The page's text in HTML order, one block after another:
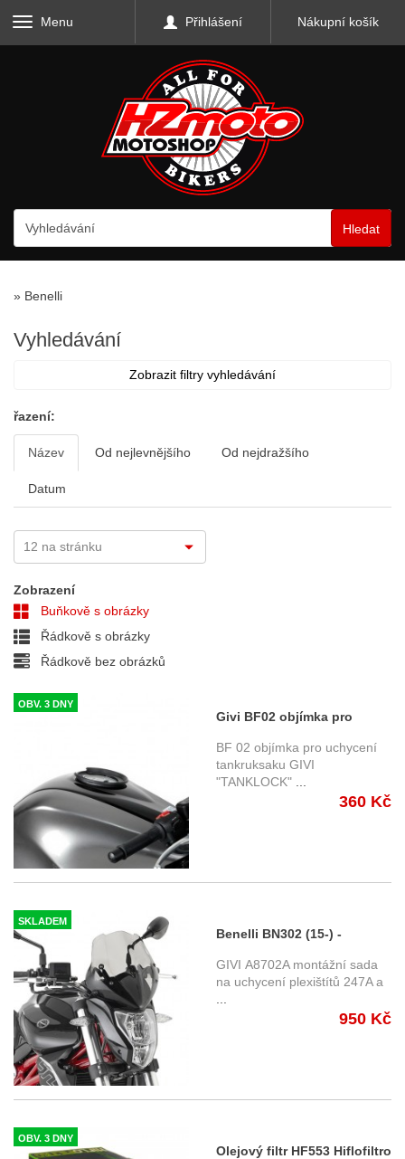
Menu Přihlášení Nákupní košík
Hledat
» Benelli
Vyhledávání
Zobrazit filtry vyhledávání
řazení:
Název Od nejlevnějšího Od nejdražšího
Datum
Zobrazení
Buňkově s obrázky
Řádkově s obrázky
Řádkově bez obrázků
OBV. 3 DNY
Givi BF02 objímka pro
uchycení tankruksaku GIVI
"TANKLOCK" na víčko
nádrže Aprilia, Triumph,
BF 02 objímka pro uchycení
tankruksaku GIVI
"TANKLOCK"
360 Kč
SKLADEM
Benelli BN302 (15-) -
montážní sada Givi A8702A
na plexi 247A/N
GIVI A8702A montážní sada
na uchycení plexištítů 247A a
950 Kč
OBV. 3 DNY
Olejový filtr HF553 Hiflofiltro